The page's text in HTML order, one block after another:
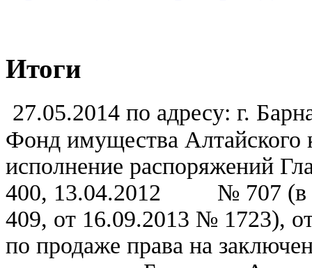
Итоги
27.05.2014 по адресу: г.
Фонд имущества Алтайского
исполнение распоряжений
400, 13.04.2012
№ 707 (в
409, от 16.09.2013 № 1723),
по продаже права на